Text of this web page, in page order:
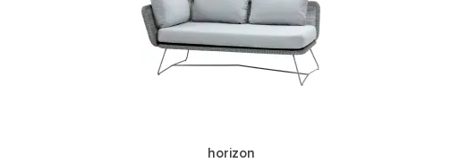
horizon